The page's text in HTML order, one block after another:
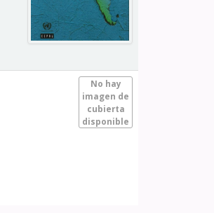
No hay
imagen de
cubierta
disponible